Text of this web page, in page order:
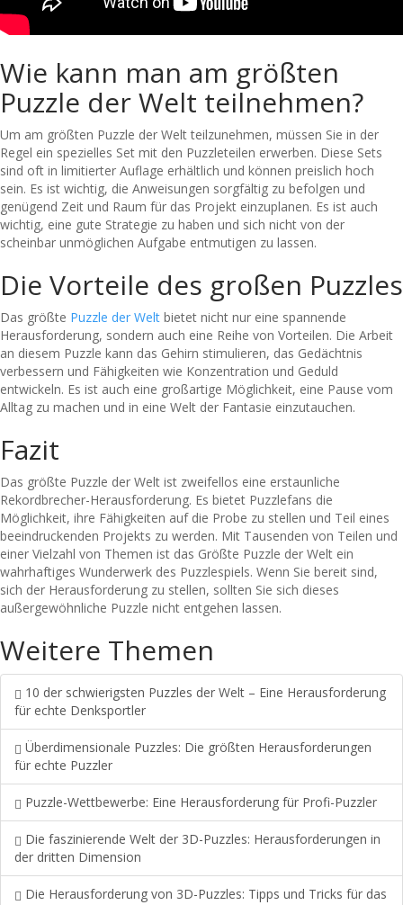
Wie kann man am größten
Puzzle der Welt teilnehmen?
Um am größten Puzzle der Welt teilzunehmen, müssen Sie in der
Regel ein spezielles Set mit den Puzzleteilen erwerben. Diese Sets
sind oft in limitierter Auflage erhältlich und können preislich hoch
sein. Es ist wichtig, die Anweisungen sorgfältig zu befolgen und
genügend Zeit und Raum für das Projekt einzuplanen. Es ist auch
wichtig, eine gute Strategie zu haben und sich nicht von der
scheinbar unmöglichen Aufgabe entmutigen zu lassen.
Die Vorteile des großen Puzzles
Das größte Puzzle der Welt bietet nicht nur eine spannende
Herausforderung, sondern auch eine Reihe von Vorteilen. Die Arbeit
an diesem Puzzle kann das Gehirn stimulieren, das Gedächtnis
verbessern und Fähigkeiten wie Konzentration und Geduld
entwickeln. Es ist auch eine großartige Möglichkeit, eine Pause vom
Alltag zu machen und in eine Welt der Fantasie einzutauchen.
Fazit
Das größte Puzzle der Welt ist zweifellos eine erstaunliche
Rekordbrecher-Herausforderung. Es bietet Puzzlefans die
Möglichkeit, ihre Fähigkeiten auf die Probe zu stellen und Teil eines
beeindruckenden Projekts zu werden. Mit Tausenden von Teilen und
einer Vielzahl von Themen ist das Größte Puzzle der Welt ein
wahrhaftiges Wunderwerk des Puzzlespiels. Wenn Sie bereit sind,
sich der Herausforderung zu stellen, sollten Sie sich dieses
außergewöhnliche Puzzle nicht entgehen lassen.
Weitere Themen
10 der schwierigsten Puzzles der Welt – Eine Herausforderung
für echte Denksportler
Überdimensionale Puzzles: Die größten Herausforderungen
für echte Puzzler
Puzzle-Wettbewerbe: Eine Herausforderung für Profi-Puzzler
Die faszinierende Welt der 3D-Puzzles: Herausforderungen in
der dritten Dimension
Die Herausforderung von 3D-Puzzles: Tipps und Tricks für das